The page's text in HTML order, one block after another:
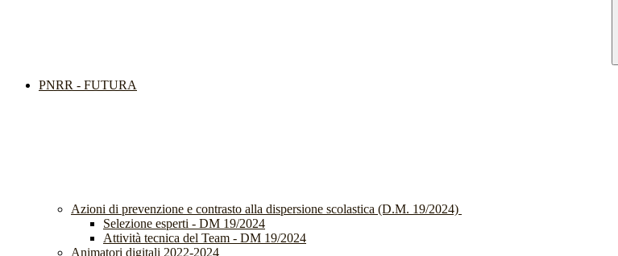
PNRR - FUTURA
Azioni di prevenzione e contrasto alla dispersione scolastica (D.M. 19/2024)
Selezione esperti - DM 19/2024
Attività tecnica del Team - DM 19/2024
Animatori digitali 2022-2024